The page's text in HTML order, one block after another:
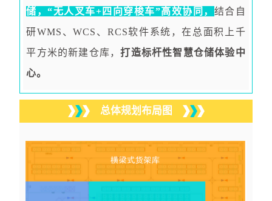
储，“无人叉车+四向穿梭车”高效协同， 结合自
研WMS、WCS、RCS软件系统，在总面积上千
平方米的新建仓库，打造标杆性智慧仓储体验中
心。
总体规划布局图